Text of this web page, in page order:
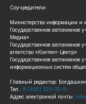
Соучредители:
Министерство информации и
Государственное автономное
Медиа»
Государственное автономное
агентство «Контент-Центр»
Государственное автономное
информационных систем
Главный редактор:
Тел.: 8 (495) 223-35-11
Адрес электронной почты: